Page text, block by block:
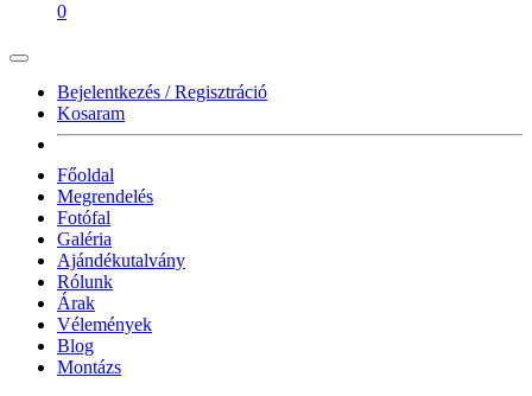
0
Bejelentkezés / Regisztráció
Kosaram
Főoldal
Megrendelés
Fotófal
Galéria
Ajándékutalvány
Rólunk
Árak
Vélemények
Blog
Montázs